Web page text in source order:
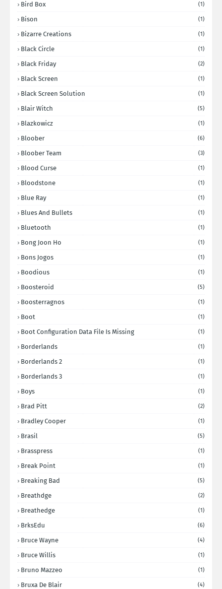
Bird Box (1)
Bison (1)
Bizarre Creations (1)
Black Circle (1)
Black Friday (2)
Black Screen (1)
Black Screen Solution (1)
Blair Witch (5)
Blazkowicz (1)
Bloober (6)
Bloober Team (3)
Blood Curse (1)
Bloodstone (1)
Blue Ray (1)
Blues And Bullets (1)
Bluetooth (1)
Bong Joon Ho (1)
Bons Jogos (1)
Boodious (1)
Boosteroid (5)
Boosterragnos (1)
Boot (1)
Boot Configuration Data File Is Missing (1)
Borderlands (1)
Borderlands 2 (1)
Borderlands 3 (1)
Boys (1)
Brad Pitt (2)
Bradley Cooper (1)
Brasil (5)
Brasspress (1)
Break Point (1)
Breaking Bad (5)
Breathdge (2)
Breathedge (1)
BrksEdu (6)
Bruce Wayne (4)
Bruce Willis (1)
Bruno Mazzeo (1)
Bruxa De Blair (4)